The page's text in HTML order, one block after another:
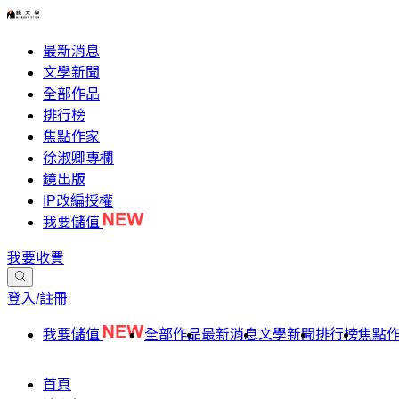
最新消息
文學新聞
全部作品
排行榜
焦點作家
徐淑卿專欄
鏡出版
IP改編授權
我要儲值
我要收費
登入/註冊
我要儲值 全部作品最新消息文學新聞排行榜焦點
首頁